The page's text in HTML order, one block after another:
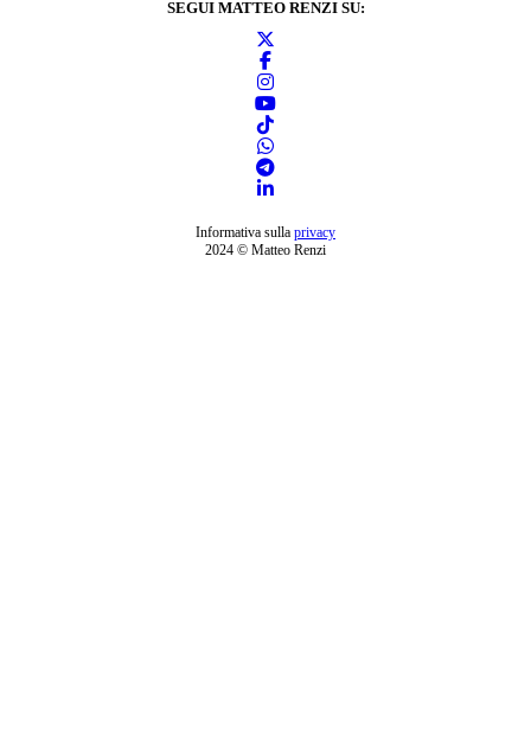
SEGUI MATTEO RENZI SU:
Informativa sulla privacy
2024 © Matteo Renzi